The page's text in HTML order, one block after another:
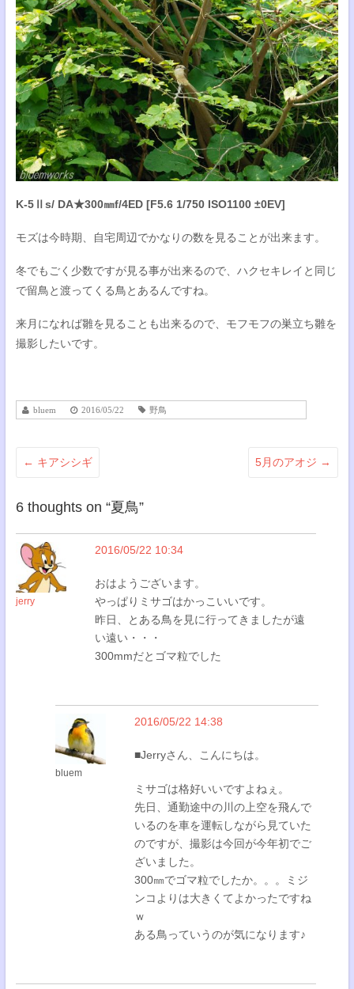
K-5Ⅱs/ DA★300㎜f/4ED [F5.6 1/750 ISO1100 ±0EV]
モズは今時期、自宅周辺でかなりの数を見ることが出来ます。
冬でもごく少数ですが見る事が出来るので、ハクセキレイと同じ
で留鳥と渡ってくる鳥とあるんですね。
来月になれば雛を見ることも出来るので、モフモフの巣立ち雛を
撮影したいです。
bluem 2016/05/22 野鳥
← キアシシギ 5月のアオジ →
6 thoughts on “夏鳥”
jerry
2016/05/22 10:34
おはようございます。
やっぱりミサゴはかっこいいです。
昨日、とある鳥を見に行ってきましたが遠
い遠い・・・
300mmだとゴマ粒でした
bluem
2016/05/22 14:38
■Jerryさん、こんにちは。
ミサゴは格好いいですよねぇ。
先日、通勤途中の川の上空を飛んで
いるのを車を運転しながら見ていた
のですが、撮影は今回が今年初でご
ざいました。
300㎜でゴマ粒でしたか。。。ミジ
ンコよりは大きくてよかったですね
ｗ
ある鳥っていうのが気になります♪